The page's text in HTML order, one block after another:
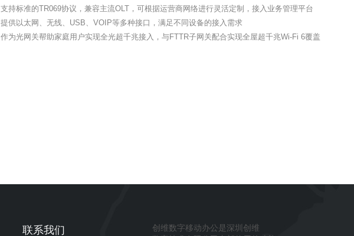
支持标准的TR069协议，兼容主流OLT，可根据运营商网络进行灵活定制，接入业务管理平台
提供以太网、无线、 USB、 VOIP等多种接口，满足不同设备的接入需求
作为光网关帮助家庭用户实现全光超千兆接入，与FTTR子网关配合实现全屋超千兆Wi-Fi 6覆盖
联系我们 创维数字移动办公是深圳创维